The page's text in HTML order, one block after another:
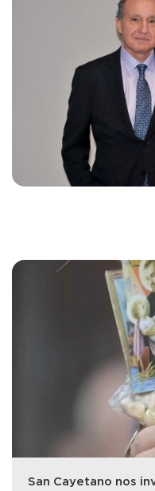
San Cayetano nos